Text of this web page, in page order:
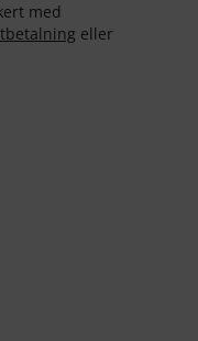
med
eller